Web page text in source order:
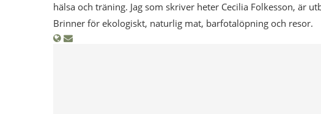
hälsa och träning. Jag som skriver heter Cecilia Folkesson, är
Brinner för ekologiskt, naturlig mat, barfotalöpning och resor.